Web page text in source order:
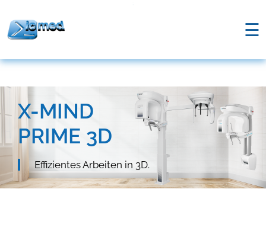
☰
X-MIND
PRIME 3D
Effizientes Arbeiten in 3D.